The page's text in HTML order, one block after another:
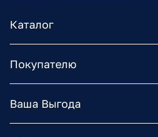
Каталог
Покупателю
Ваша Выгода